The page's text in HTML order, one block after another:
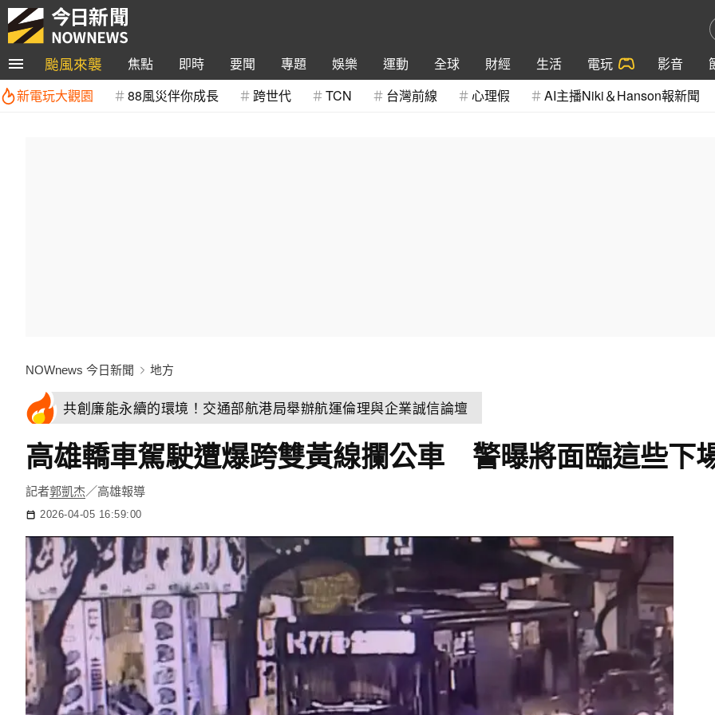
颱風來襲 焦點 即時 要聞 專題 娛樂 運動 全球 財經 生活 電玩 影音
新電玩大觀園
88風災伴你成長 跨世代 TCN 台灣前線 心理假 AI主播Niki＆Hanson報新聞
NOWnews 今日新聞 地方
共創廉能永續的環境！交通部航港局舉辦航運倫理與企業誠信論壇
高雄轎車駕駛遭爆跨雙黃線攔公車 警曝將面臨這些下
記者郭凱杰／高雄報導
2026-04-05 16:59:00